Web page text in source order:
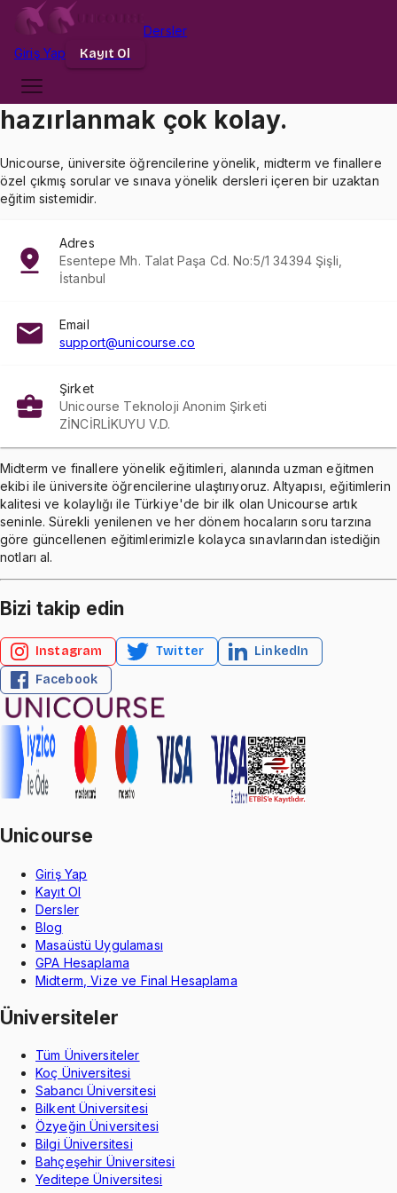
Dersler
GirişYap Kayıt Ol
Unicourse
hazırlanmak çok kolay.
Unicourse, üniversite öğrencilerine yönelik, midterm ve finallere
özel çıkmış sorular ve sınava yönelik dersleri içeren bir uzaktan
eğitim sistemidir.
Adres
Esentepe Mh. Talat Paşa Cd. No:5/1 34394 Şişli,
İstanbul
Email
support@unicourse.co
Şirket
Unicourse Teknoloji Anonim Şirketi
ZİNCİRLİKUYU V.D.
Midterm ve finallere yönelik eğitimleri, alanında uzman eğitmen
ekibi ile üniversite öğrencilerine ulaştırıyoruz. Altyapısı, eğitimlerin
kalitesi ve kolaylığı ile Türkiye'de bir ilk olan Unicourse artık
seninle. Sürekli yenilenen ve her dönem hocaların soru tarzına
göre güncellenen eğitimlerimizle kolayca sınavlarından istediğin
notları al.
Bizi takip edin
Instagram Twitter
LinkedIn
Facebook
Unicourse
Giriş Yap
Kayıt Ol
Dersler
Blog
Masaüstü Uygulaması
GPA Hesaplama
Midterm, Vize ve Final Hesaplama
Üniversiteler
Tüm Üniversiteler
Koç Üniversitesi
Sabancı Üniversitesi
Bilkent Üniversitesi
Özyeğin Üniversitesi
Bilgi Üniversitesi
Bahçeşehir Üniversitesi
Yeditepe Üniversitesi